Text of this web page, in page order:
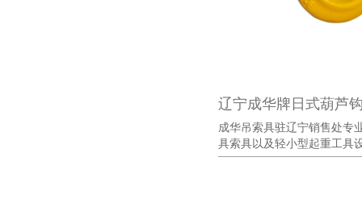
辽宁成华牌日式葫芦
成华吊索具驻辽宁销售处专
具索具以及轻小型起重工具